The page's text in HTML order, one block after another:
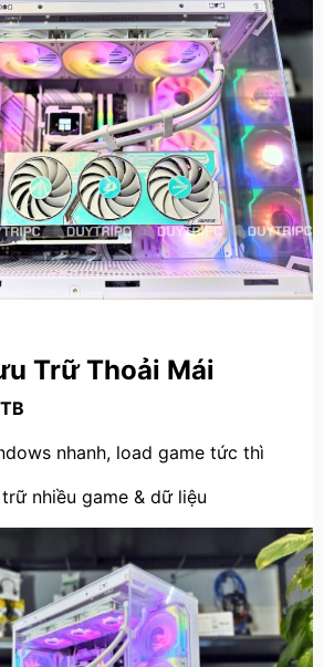
Trữ Thoải Mái
nhanh, load game tức thì
nhiều game & dữ liệu